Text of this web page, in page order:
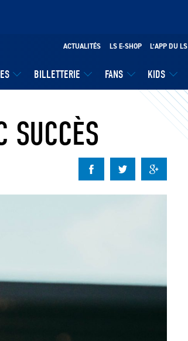
BILLETTERIE FANS KIDS
ACTUALITÉS LS E-SHOP L’APP DU LS
SUCCÈS